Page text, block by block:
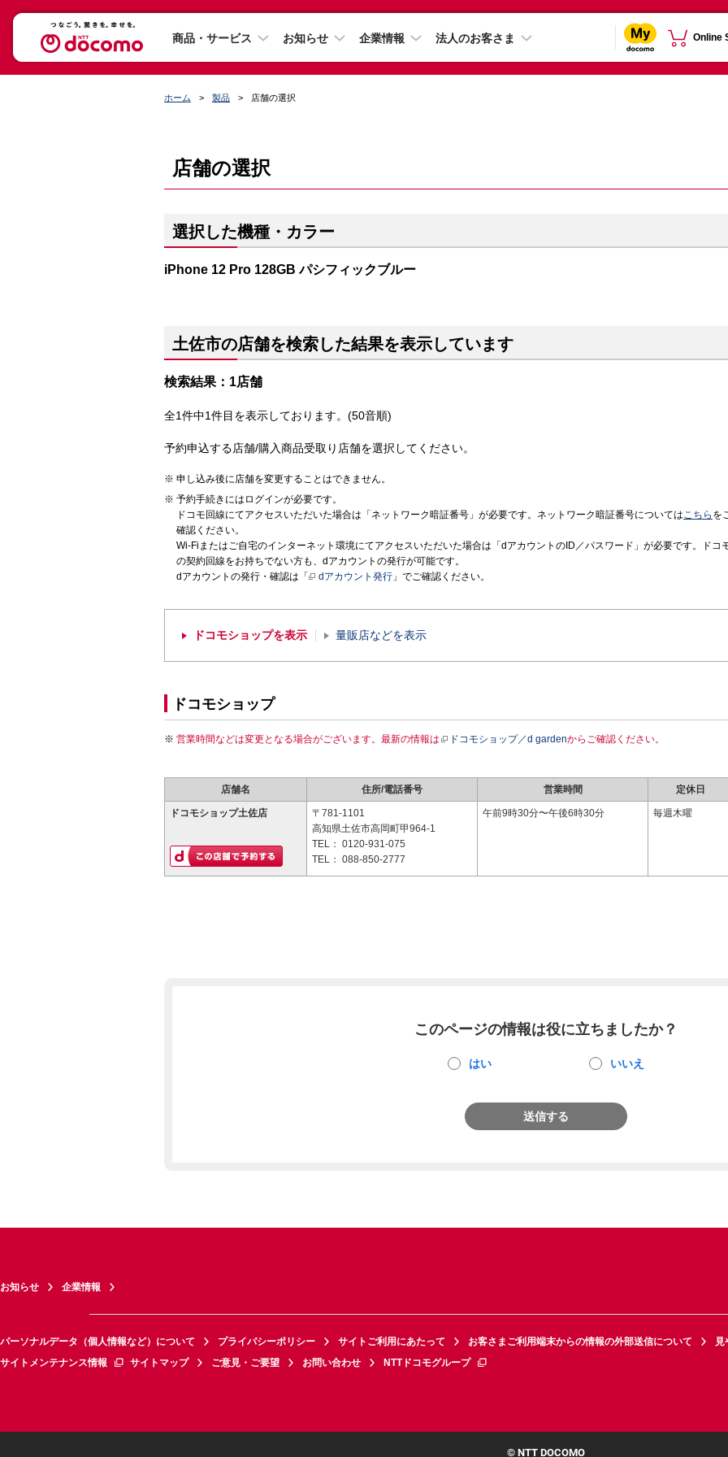
商品・サービス お知らせ 企業情報 法人のお客さま Online
ホーム 製品 店舗の選択
店舗の選択
選択した機種・カラー
iPhone 12 Pro 128GB パシフィックブルー
土佐市の店舗を検索した結果を表示しています
検索結果：1店舗
全1件中1件目を表示しております。(50音順)
予約申込する店舗/購入商品受取り店舗を選択してください。
申し込み後に店舗を変更することはできません。
予約手続きにはログインが必要です。
ドコモ回線にてアクセスいただいた場合は「ネットワーク暗証番号」が必要です。ネットワーク暗証番号についてはこちら を
確認ください。
Wi-Fiまたはご自宅のインターネット環境にてアクセスいただいた場合は「dアカウントのID／パスワード」が必要です。ドコ
の契約回線をお持ちでない方も、dアカウントの発行が可能です。
dアカウントの発行・確認は「
dアカウント発行 」でご確認ください。
ドコモショップを表示 量販店などを表示
ドコモショップ
営業時間などは変更となる場合がございます。最新の情報は ドコモショップ／d gardenからご確認ください。
店舗名 住所/電話番号 営業時間 定休日
ドコモショップ土佐店
〒781-1101
高知県土佐市高岡町甲964-1
TEL： 0120-931-075
TEL： 088-850-2777
午前9時30分〜午後6時30分 毎週木曜
このページの情報は役に立ちましたか？
はい いいえ
送信する
お知らせ 企業情報
パーソナルデータ（個人情報など）について プライバシーポリシー サイトご利用にあたって お客さまご利用端末からの情報の外部送信について
見
サイトメンテナンス情報
サイトマップ ご意見・ご要望 お問い合わせ NTTドコモグループ
© NTT DOCOMO